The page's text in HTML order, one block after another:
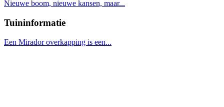
Nieuwe boom, nieuwe kansen, maar...
Tuininformatie
Een Mirador overkapping is een...